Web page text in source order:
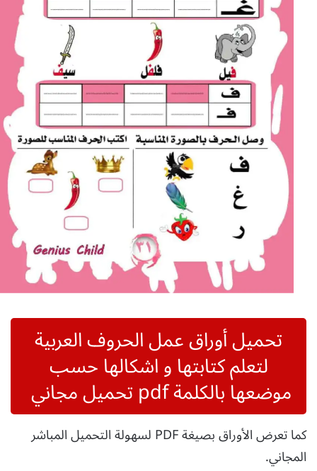
تحميل أوراق عمل الحروف العربية
لتعلم كتابتها و اشكالها حسب
موضعها بالكلمة pdf تحميل مجاني
كما تعرض الأوراق بصيغة PDF لسهولة التحميل المباشر
المجاني.